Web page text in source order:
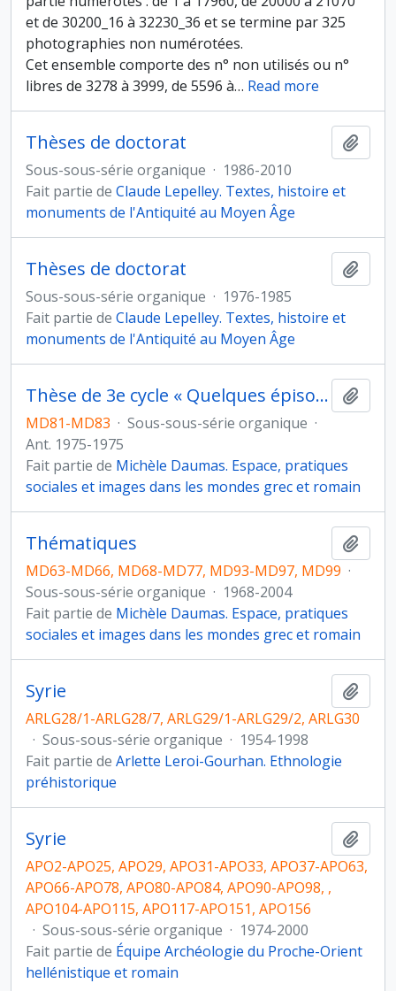
et de 30200_16 à 32230_36 et se termine par 325
photographies non numérotées.
Cet ensemble comporte des n° non utilisés ou n°
libres de 3278 à 3999, de 5596 à… Read more
Thèses de doctorat
Sous-sous-série organique · 1986-2010
Fait partie de Claude Lepelley. Textes, histoire et
monuments de l'Antiquité au Moyen Âge
Thèses de doctorat
Sous-sous-série organique · 1976-1985
Fait partie de Claude Lepelley. Textes, histoire et
monuments de l'Antiquité au Moyen Âge
Thèse de 3e cycle « Quelques épisodes du cycle thébain. Textes et illustrations dans l'art grec », Université de Grenoble
MD81-MD83 · Sous-sous-série organique ·
Ant. 1975-1975
Fait partie de Michèle Daumas. Espace, pratiques
sociales et images dans les mondes grec et romain
Thématiques
MD63-MD66, MD68-MD77, MD93-MD97, MD99 ·
Sous-sous-série organique · 1968-2004
Fait partie de Michèle Daumas. Espace, pratiques
sociales et images dans les mondes grec et romain
Syrie
ARLG28/1-ARLG28/7, ARLG29/1-ARLG29/2, ARLG30
· Sous-sous-série organique · 1954-1998
Fait partie de Arlette Leroi-Gourhan. Ethnologie
préhistorique
Syrie
APO2-APO25, APO29, APO31-APO33, APO37-APO63,
APO66-APO78, APO80-APO84, APO90-APO98, ,
APO104-APO115, APO117-APO151, APO156
· Sous-sous-série organique · 1974-2000
Fait partie de Équipe Archéologie du Proche-Orient
hellénistique et romain